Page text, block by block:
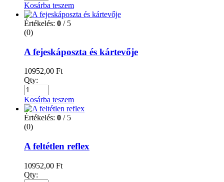
Kosárba teszem
Értékelés: 0 / 5
(0)
A fejeskáposzta és kártevője
10952,00 Ft
Qty:
Kosárba teszem
Értékelés: 0 / 5
(0)
A feltétlen reflex
10952,00 Ft
Qty: